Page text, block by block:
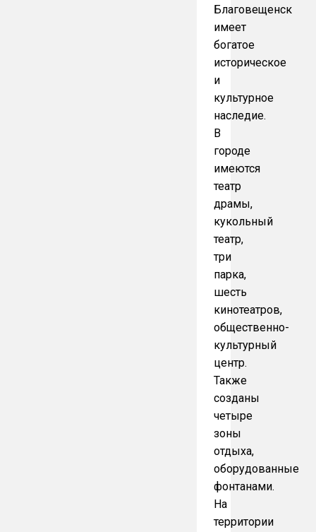
Благовещенск
имеет
богатое
историческое
и
культурное
наследие.
В
городе
имеются
театр
драмы,
кукольный
театр,
три
парка,
шесть
кинотеатров,
общественно-
культурный
центр.
Также
созданы
четыре
зоны
отдыха,
оборудованные
фонтанами.
На
территории